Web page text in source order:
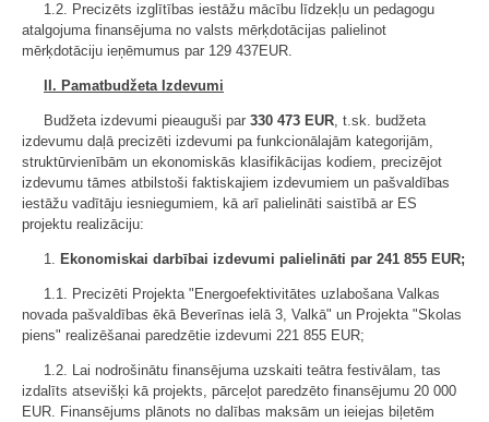
1.2. Precizēts izglītības iestāžu mācību līdzekļu un pedagogu
atalgojuma finansējuma no valsts mērķdotācijas palielinot
mērķdotāciju ieņēmumus par 129 437EUR.
II. Pamatbudžeta Izdevumi
Budžeta izdevumi pieauguši par 330 473 EUR, t.sk. budžeta
izdevumu daļā precizēti izdevumi pa funkcionālajām kategorijām,
struktūrvienībām un ekonomiskās klasifikācijas kodiem, precizējot
izdevumu tāmes atbilstoši faktiskajiem izdevumiem un pašvaldības
iestāžu vadītāju iesniegumiem, kā arī palielināti saistībā ar ES
projektu realizāciju:
1. Ekonomiskai darbībai izdevumi palielināti par 241 855 EUR;
1.1. Precizēti Projekta "Energoefektivitātes uzlabošana Valkas
novada pašvaldības ēkā Beverīnas ielā 3, Valkā" un Projekta "Skolas
piens" realizēšanai paredzētie izdevumi 221 855 EUR;
1.2. Lai nodrošinātu finansējuma uzskaiti teātra festivālam, tas
izdalīts atsevišķi kā projekts, pārceļot paredzēto finansējumu 20 000
EUR. Finansējums plānots no dalības maksām un ieiejas biļetēm